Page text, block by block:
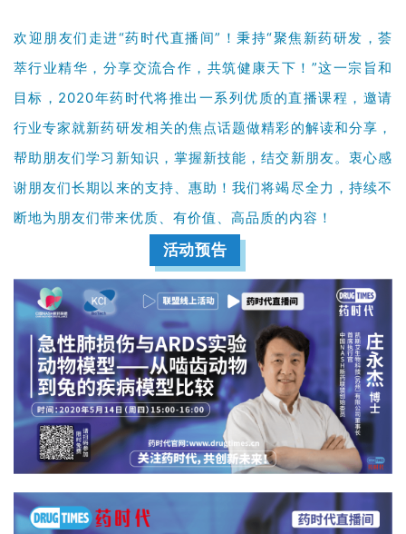
s
h
系
我
们
欢迎朋友们走进“药时代直播间”！秉持“聚焦新药研发，荟
萃行业精华，分享交流合作，共筑健康天下！”这一宗旨和
目标，2020年药时代将推出一系列优质的直播课程，邀请
行业专家就新药研发相关的焦点话题做精彩的解读和分享，
帮助朋友们学习新知识，掌握新技能，结交新朋友。衷心感
谢朋友们长期以来的支持、惠助！我们将竭尽全力，持续不
断地为朋友们带来优质、有价值、高品质的内容！
活动预告